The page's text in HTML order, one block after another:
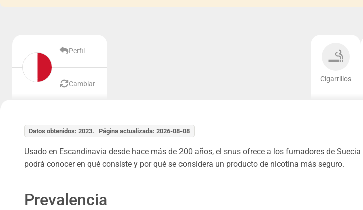
Perfil
Cambiar
Cigarrillos
Datos obtenidos: 2023. Página actualizada: 2026-08-08
Usado en Escandinavia desde hace más de 200 años, el snus ofrece a los fumadores de
podrá conocer en qué consiste y por qué se considera un producto de nicotina más seguro.
Prevalencia